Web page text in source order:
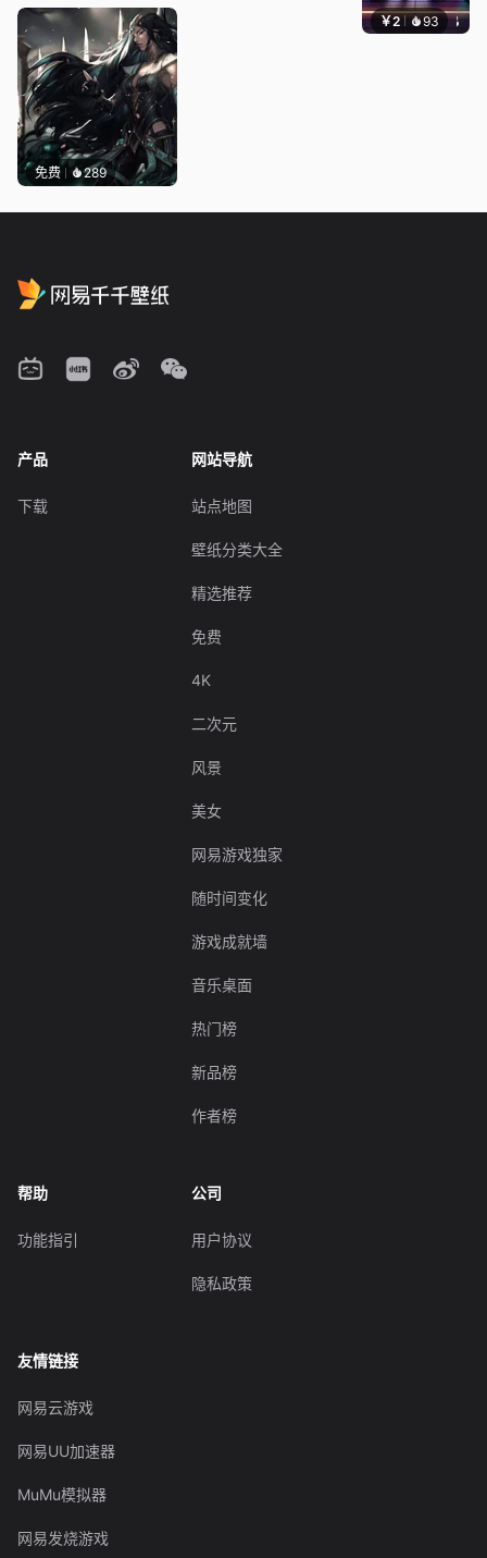
免费 289
￥2 93 好看
产品
下载
网站导航
站点地图
壁纸分类大全
精选推荐
免费
4K
二次元
风景
美女
网易游戏独家
随时间变化
游戏成就墙
音乐桌面
热门榜
新品榜
作者榜
帮助
功能指引
公司
用户协议
隐私政策
友情链接
网易云游戏
网易UU加速器
MuMu模拟器
网易发烧游戏